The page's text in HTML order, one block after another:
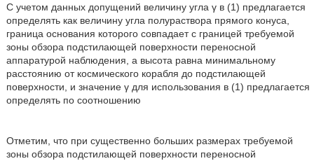
С учетом данных допущений величину угла γ в (1) предлагается
определять как величину угла полураствора прямого конуса,
граница основания которого совпадает с границей требуемой
зоны обзора подстилающей поверхности переносной
аппаратурой наблюдения, а высота равна минимальному
расстоянию от космического корабля до подстилающей
поверхности, и значение γ для использования в (1) предлагается
определять по соотношению
Отметим, что при существенно больших размерах требуемой
зоны обзора подстилающей поверхности переносной